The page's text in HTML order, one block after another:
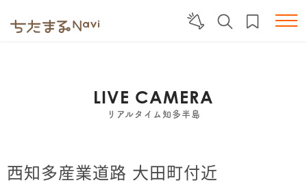
LIVE CAMERA
リアルタイム知多半島
西知多産業道路 大田町付近